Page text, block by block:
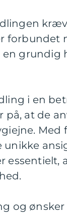
forbundet
grundig
i en
på, at de
Med
unikke
essentielt,
og